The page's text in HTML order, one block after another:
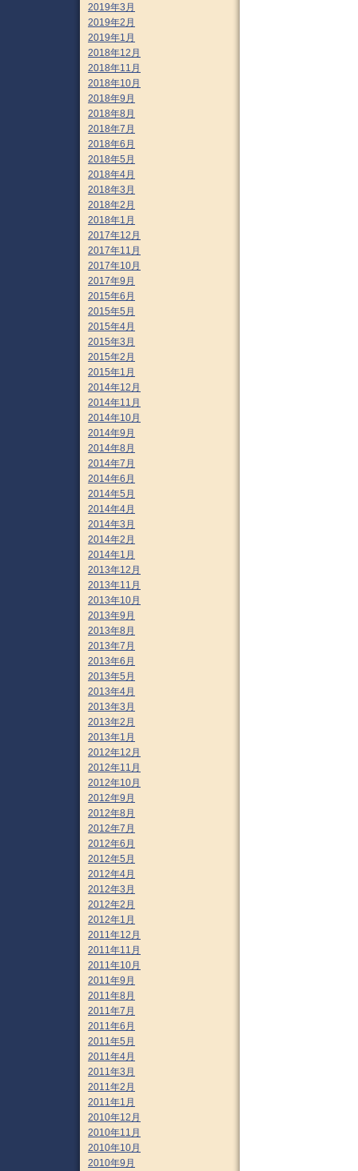
2019年3月
2019年2月
2019年1月
2018年12月
2018年11月
2018年10月
2018年9月
2018年8月
2018年7月
2018年6月
2018年5月
2018年4月
2018年3月
2018年2月
2018年1月
2017年12月
2017年11月
2017年10月
2017年9月
2015年6月
2015年5月
2015年4月
2015年3月
2015年2月
2015年1月
2014年12月
2014年11月
2014年10月
2014年9月
2014年8月
2014年7月
2014年6月
2014年5月
2014年4月
2014年3月
2014年2月
2014年1月
2013年12月
2013年11月
2013年10月
2013年9月
2013年8月
2013年7月
2013年6月
2013年5月
2013年4月
2013年3月
2013年2月
2013年1月
2012年12月
2012年11月
2012年10月
2012年9月
2012年8月
2012年7月
2012年6月
2012年5月
2012年4月
2012年3月
2012年2月
2012年1月
2011年12月
2011年11月
2011年10月
2011年9月
2011年8月
2011年7月
2011年6月
2011年5月
2011年4月
2011年3月
2011年2月
2011年1月
2010年12月
2010年11月
2010年10月
2010年9月